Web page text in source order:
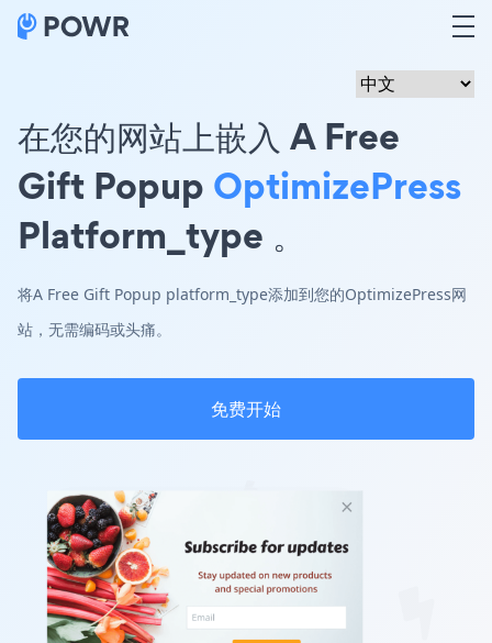
在您的网站上嵌入 A Free
Gift Popup OptimizePress
Platform_type 。
将A Free Gift Popup platform_type添加到您的OptimizePress网
站，无需编码或头痛。
免费开始